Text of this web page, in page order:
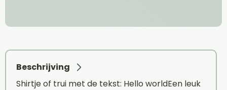
Beschrijving
Shirtje of trui met de tekst: Hello worldEen leuk